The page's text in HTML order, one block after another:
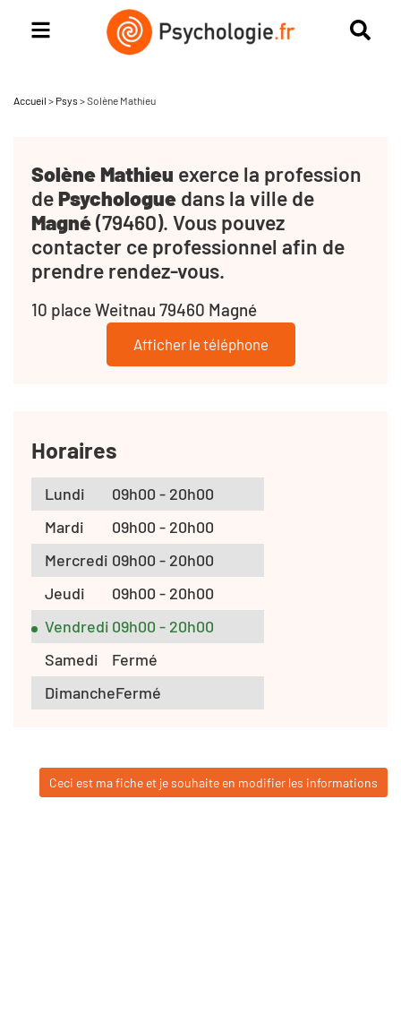
Accueil > Psys >Solène Mathieu
Solène Mathieu exerce la profession
dePsychologue dans la ville de
Magné(79460). Vous pouvez
contacter ce professionnel afin de
prendre rendez-vous.
10 place Weitnau 79460 Magné
Afficher le téléphone
Horaires
Lundi
09h00 - 20h00
Mardi
09h00 - 20h00
Mercredi 09h00 - 20h00
Jeudi
09h00 - 20h00
Vendredi 09h00 - 20h00
Samedi
Fermé
DimancheFermé
Ceci est ma fiche et je souhaite en modifier les informations